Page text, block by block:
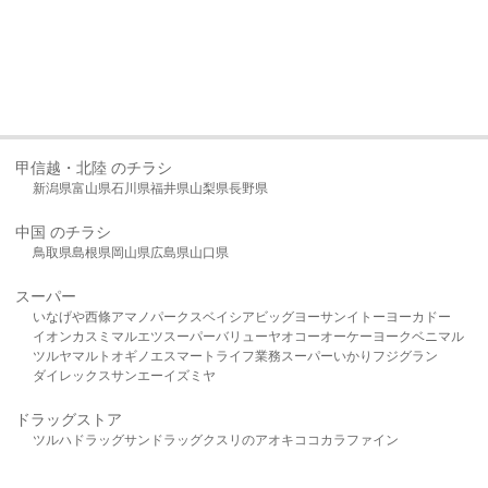
甲信越・北陸 のチラシ
新潟県富山県石川県福井県山梨県長野県
中国 のチラシ
鳥取県島根県岡山県広島県山口県
スーパー
いなげや西條アマノパークスベイシア ビッグヨーサンイトーヨーカドー
イオンカスミ マルエツスーパーバリューヤオコーオーケー ヨークベニマル
ツルヤマルト オギノ エスマート ライフ業務スーパーいかり フジグラン
ダイレックスサンエーイズミヤ
ドラッグストア
ツルハドラッグサンドラッグクスリのアオキ ココカラファイン